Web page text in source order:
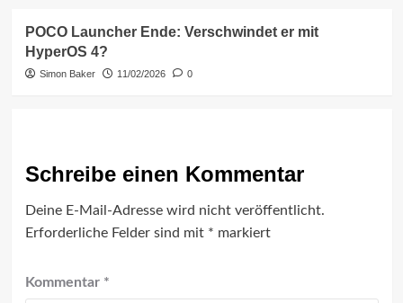
POCO Launcher Ende: Verschwindet er mit
HyperOS 4?
Simon Baker 11/02/2026 0
Schreibe einen Kommentar
Deine E-Mail-Adresse wird nicht veröffentlicht.
Erforderliche Felder sind mit * markiert
Kommentar *